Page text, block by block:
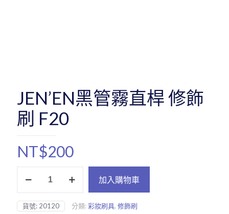
JEN’EN黑管霧直桿 修飾
刷 F20
NT$200
霧
直
加入購物車
貨號: 20120 分類:彩妝刷具, 修飾刷